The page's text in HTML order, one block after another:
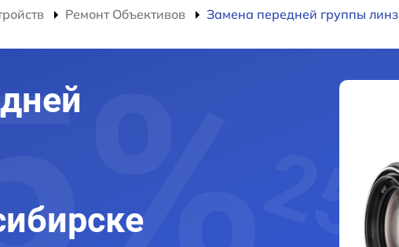
Ремонт Объективов Замена передней группы линз